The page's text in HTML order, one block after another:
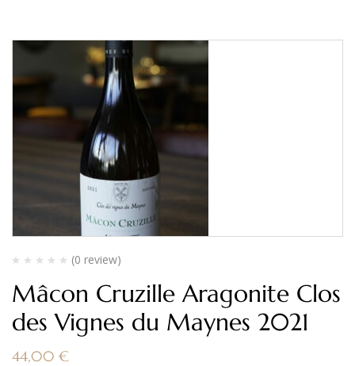
(0 review)
Mâcon Cruzille Aragonite Clos
des Vignes du Maynes 2021
44,00 €